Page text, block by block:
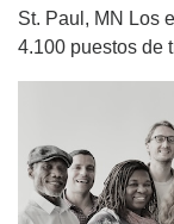
St. Paul, MN Los
4.100 puestos de